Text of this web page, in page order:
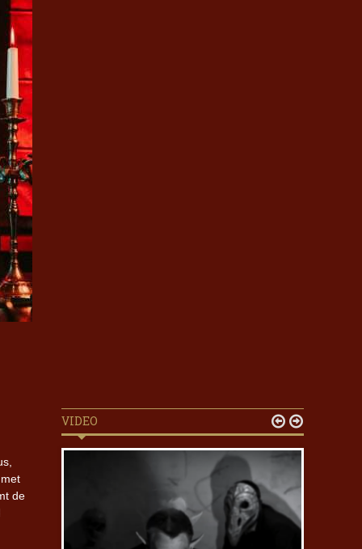
de
VIDEO  